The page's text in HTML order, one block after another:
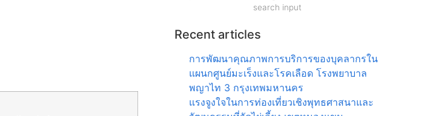
search input
Recent articles
การพัฒนาคุณภาพการบริการของบุคลากรใน
แผนกศูนย์มะเร็งและโรคเลือด โรงพยาบาล
พญาไท 3 กรุงเทพมหานคร
แรงจูงใจในการท่องเที่ยวเชิงพุทธศาสนาและ